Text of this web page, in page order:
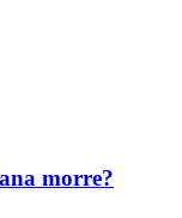
morre?